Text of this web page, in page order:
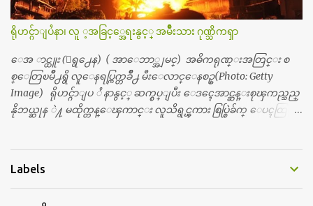
င္းတယ္။ ျပီးေတာ့ အေဖကလည္း ေယာက္်ားဆုိ ေယာ
က္်ားေလးလုိဘဲ ေနေစခ်င္တယ္။ အေဖ့ကို ေၾကာက္လည္း ေၾကာ
က္ရတယ္။ ေယာက္်ားဘဝဆုိတာ ျမင့္ျမတ္တယ္ေပါ့။ ေယာ
က္်ားေလး စိတ္လည္း ရွိေအာင္ ဘာသာေရးလည္း လုိက္စားေအာင္
တန္ခူးလဆုိ တစ္လလံုး ကိုရင္ ဝတ္ခုိင္းတယ္။ ေက်ာင္းမွာဆုိရင္ ေ
ယာက္်ားေလးေတြက ကိုယ့္ကို ဘာပဲျဖစ္ျဖစ္ မၾကားတၾကား စ
ရင္စတယ္။ အေျခာက္ ဘာညာေပါ့၊ အာ့့လုိေလးေတြ စတာေပါ့။
ရိုဟင္ဂ်ာျပႆနာ၊ လူ ့အခြင့္အေရးနွင့္ အမ်ိဳးသား ဂုဏ္သိကၡာ
ေအ ာင္ထူး (ေရွ႕ေန) ( အာေဘာ္အျမင္) အဓိကရုဏ္းအတြင္း စ
စ္ေတြၿမိဳ႕ရွိ လူေနရပ္ကြက္တခ်ိဳ႕ မီးေလာင္ေနစဥ္(Photo: Getty
Image) ရိုဟင္ဂ်ာျပ ႆ နာနွင့္ ဆက္စပ္ျပီး ေဒၚေအာင္ဆန္းစုၾကည္သည္
နိုဘယ္ဆုန ဲ႔ မထိုက္တန္ေၾကာင္း လူသိရွင္ၾကား စြပ္စြဲခ်က္ ေပၚထြက္လာ
စ္ေနပံုမ်ား၊ ဘဂၤလားေဒ႕ရွ္ နိုင္ငံဘက္သုိ႕ ေလွျဖင့္ကူးေျပးရန္
Labels